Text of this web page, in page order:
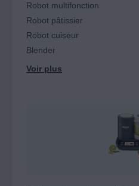
Robot multifonction
Robot pâtissier
Robot cuiseur
Blender